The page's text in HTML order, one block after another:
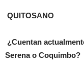
QUITOSANO
¿Cuentan
Serena o Coquimbo?